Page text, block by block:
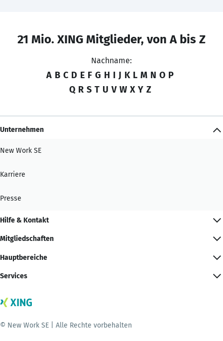
21 Mio. XING Mitglieder, von A bis Z
Nachname:
A B C D E F G H I J K L M N O P
Q R S T U V W X Y Z
Unternehmen
New Work SE
Karriere
Presse
Hilfe & Kontakt
Mitgliedschaften
Hauptbereiche
Services
© New Work SE | Alle Rechte vorbehalten